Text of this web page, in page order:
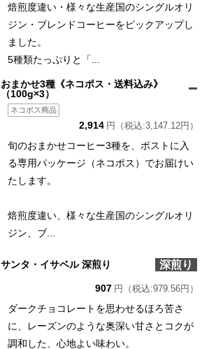
焙煎度違い・様々な生産国のシングルオリ
ジン・ブレンドコーヒーをピックアップし
ました。
5種類たっぷりと「...
おまかせ3種《ネコポス・送料込み》
（100g×3）
ネコポス商品
2,914 円（税込:3,147.12円）
旬のおまかせコーヒー3種を、ポストに入
る専用パッケージ（ネコポス）でお届けい
たします。
焙煎度違い、様々な生産国のシングルオリ
ジン、ブ...
サンタ・イサベル 深煎り 深煎り
907 円（税込:979.56円）
ダークチョコレートを思わせるほろ苦さ
に、レーズンのような奥深い甘さとコクが
調和した、心地よい味わい。